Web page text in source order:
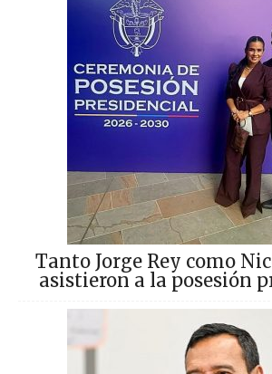
Tanto Jorge Rey como
asistieron a la posesión